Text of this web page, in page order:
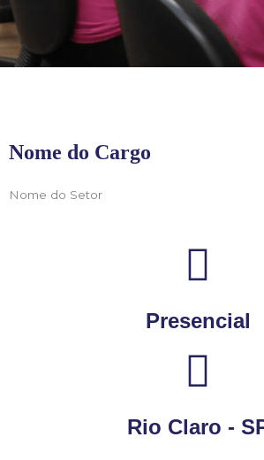
Nome do Cargo
Nome do Setor
Presencial
Rio Claro -